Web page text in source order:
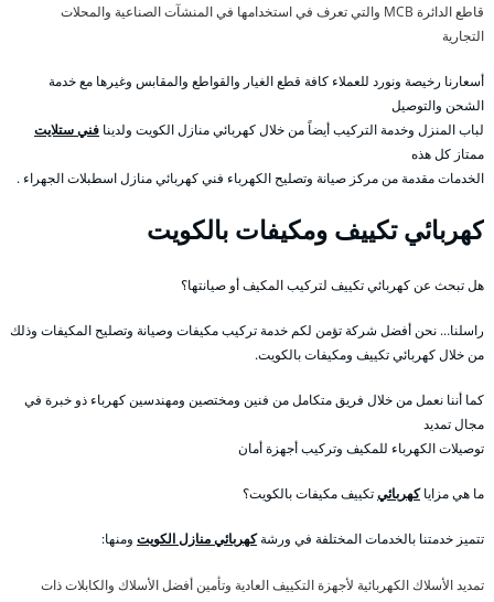
قاطع الدائرة MCB والتي تعرف في استخدامها في المنشآت الصناعية والمحلات
التجارية
أسعارنا رخيصة ونورد للعملاء كافة قطع الغيار والقواطع والمقابس وغيرها مع خدمة
الشحن والتوصيل
لباب المنزل وخدمة التركيب أيضاً من خلال كهربائي منازل الكويت ولدينا فني ستلايت
ممتاز كل هذه
الخدمات مقدمة من مركز صيانة وتصليح الكهرباء فني كهربائي منازل اسطبلات الجهراء .
كهربائي تكييف ومكيفات بالكويت
هل تبحث عن كهربائي تكييف لتركيب المكيف أو صيانتها؟
راسلنا… نحن أفضل شركة تؤمن لكم خدمة تركيب مكيفات وصيانة وتصليح المكيفات وذلك
من خلال كهربائي تكييف ومكيفات بالكويت.
كما أننا نعمل من خلال فريق متكامل من فنين ومختصين ومهندسين كهرباء ذو خبرة في
مجال تمديد
توصيلات الكهرباء للمكيف وتركيب أجهزة أمان
ما هي مزاياكهربائيتكييف مكيفات بالكويت؟
تتميز خدمتنا بالخدمات المختلفة في ورشةكهربائي منازل الكويت ومنها:
تمديد الأسلاك الكهربائية لأجهزة التكييف العادية وتأمين أفضل الأسلاك والكابلات ذات